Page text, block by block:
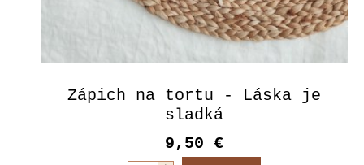
Zápich na tortu - Láska je
sladká
9,50 €